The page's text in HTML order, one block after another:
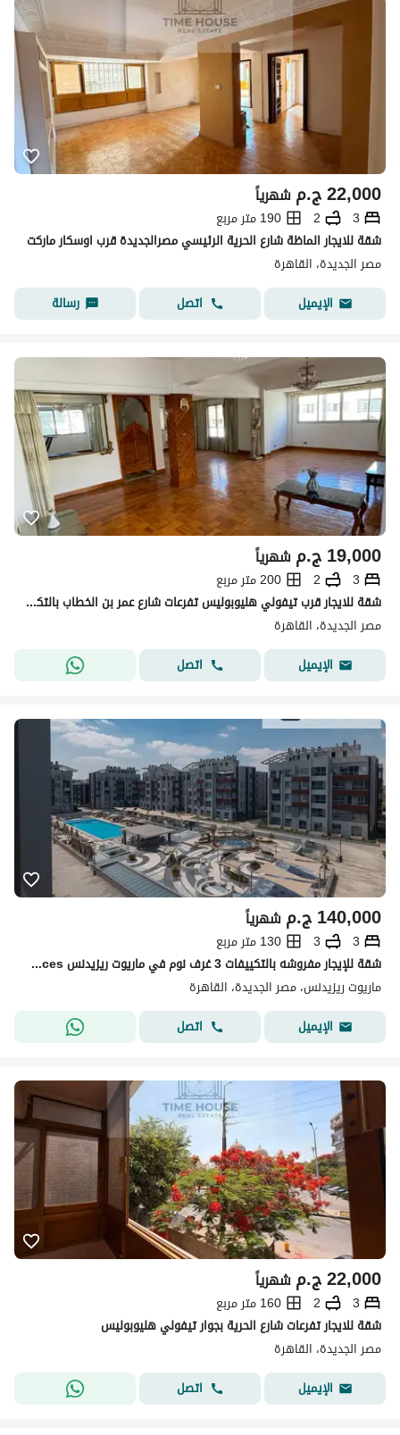
ج.م22,000 شهرياً
3
2
190 متر مربع
شقة للايجار الماظة شارع الحرية الرئيسي مصرالجديدة قرب اوسكار ماركت
مصر الجديدة، القاهرة
الإيميل
اتصل رسالة
ج.م19,000 شهرياً
3
2
200 متر مربع
شقة للايجار قرب تيفولي هليوبوليس تفرعات شارع عمر بن الخطاب بالتكييفات والمطبخ
مصر الجديدة، القاهرة
الإيميل
اتصل
ج.م140,000 شهرياً
3
3
130 متر مربع
شقة للإيجار مفروشه بالتكييفات 3 غرف نوم في ماريوت ريزيدنس Marriott Residences
ماريوت ريزيدنس، مصر الجديدة، القاهرة
الإيميل
اتصل
ج.م22,000 شهرياً
3
2
160 متر مربع
شقة للايجار تفرعات شارع الحرية بجوار تيفولي هليوبوليس
مصر الجديدة، القاهرة
الإيميل
اتصل